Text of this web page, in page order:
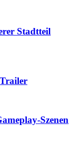
Stadtteil
Szenen